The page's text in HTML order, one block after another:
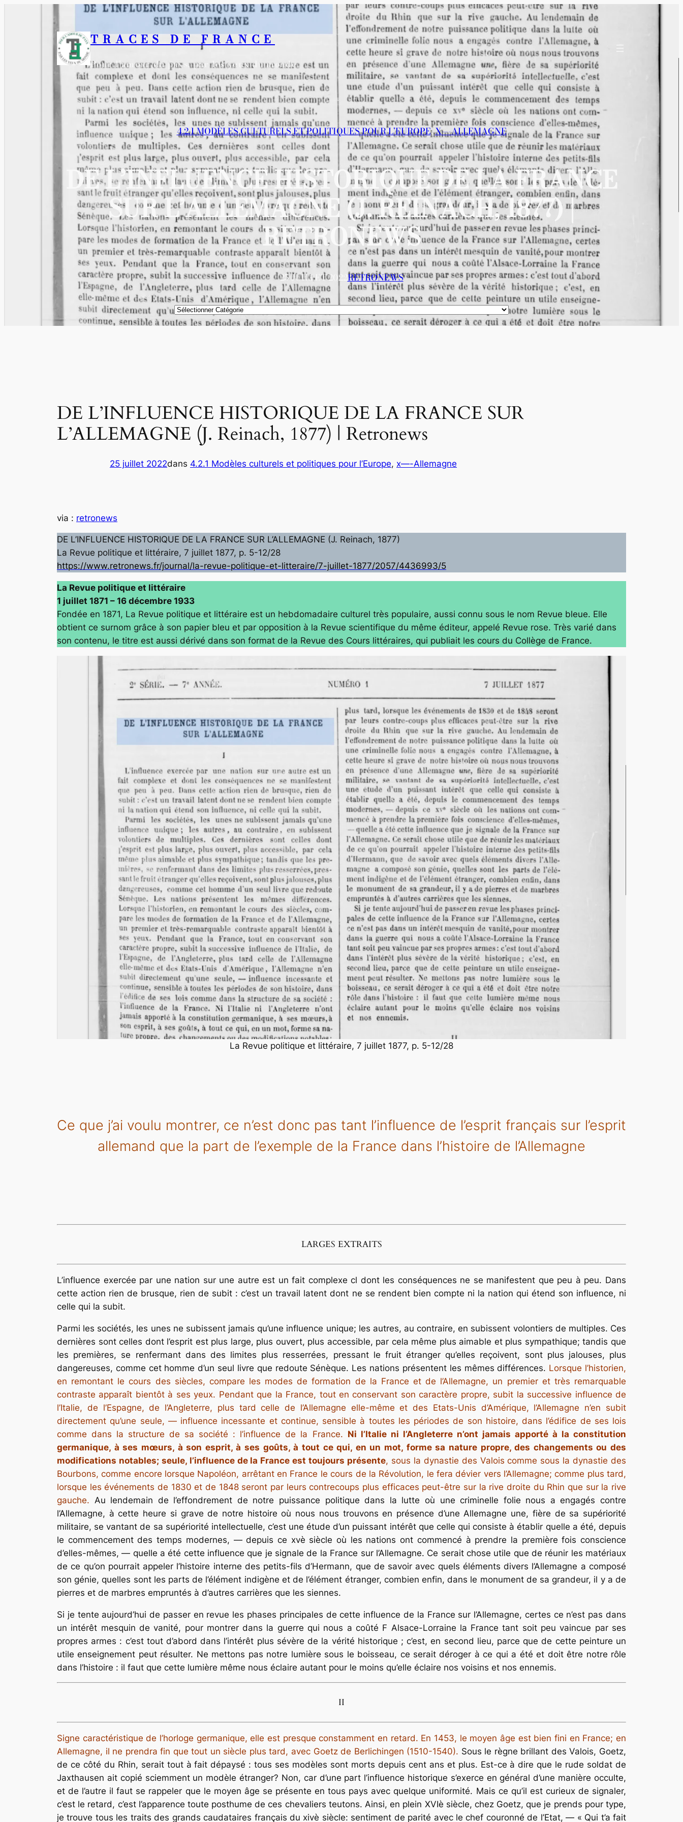
TRACES DE FRANCE
Pour l’amour du pays, par les yeux du monde
4.2.1 MODÈLES CULTURELS ET POLITIQUES POUR L’EUROPE, X—-ALLEMAGNE
DE L’INFLUENCE HISTORIQUE DE LA FRANCE
SUR L’ALLEMAGNE (J. REINACH, 1877) |
RETRONEWS
25 JUILLET 2022 RETRONEWS
Catégories
DE L’INFLUENCE HISTORIQUE DE LA FRANCE SUR
L’ALLEMAGNE (J. Reinach, 1877) | Retronews
25 juillet 2022dans 4.2.1 Modèles culturels et politiques pour l’Europe, x—-Allemagne
via : retronews
DE L’INFLUENCE HISTORIQUE DE LA FRANCE SUR L’ALLEMAGNE (J. Reinach, 1877)
La Revue politique et littéraire, 7 juillet 1877, p. 5-12/28
https://www.retronews.fr/journal/la-revue-politique-et-litteraire/7-juillet-1877/2057/4436993/5
La Revue politique et littéraire
1 juillet 1871 – 16 décembre 1933
Fondée en 1871, La Revue politique et littéraire est un hebdomadaire culturel très populaire, aussi connu sous le nom Revue bleue. Elle
obtient ce surnom grâce à son papier bleu et par opposition à la Revue scientifique du même éditeur, appelé Revue rose. Très varié dans
son contenu, le titre est aussi dérivé dans son format de la Revue des Cours littéraires, qui publiait les cours du Collège de France.
La Revue politique et littéraire, 7 juillet 1877, p. 5-12/28
Ce que j’ai voulu montrer, ce n’est donc pas tant l’influence de l’esprit français sur l’esprit
allemand que la part de l’exemple de la France dans l’histoire de l’Allemagne
LARGES EXTRAITS
L’influence exercée par une nation sur une autre est un fait complexe cl dont les conséquences ne se manifestent que peu à peu. Dans
cette action rien de brusque, rien de subit : c’est un travail latent dont ne se rendent bien compte ni la nation qui étend son influence, ni
celle qui la subit.
Parmi les sociétés, les unes ne subissent jamais qu’une influence unique; les autres, au contraire, en subissent volontiers de multiples. Ces
dernières sont celles dont l’esprit est plus large, plus ouvert, plus accessible, par cela même plus aimable et plus sympathique; tandis que
les premières, se renfermant dans des limites plus resserrées, pressant le fruit étranger qu’elles reçoivent, sont plus jalouses, plus
dangereuses, comme cet homme d’un seul livre que redoute Sénèque. Les nations présentent les mêmes différences. Lorsque l’historien,
en remontant le cours des siècles, compare les modes de formation de la France et de l’Allemagne, un premier et très remarquable
contraste apparaît bientôt à ses yeux. Pendant que la France, tout en conservant son caractère propre, subit la successive influence de
l’Italie, de l’Espagne, de l’Angleterre, plus tard celle de l’Allemagne elle-même et des Etats-Unis d’Amérique, l’Allemagne n’en subit
directement qu’une seule, — influence incessante et continue, sensible à toutes les périodes de son histoire, dans l’édifice de ses lois
comme dans la structure de sa société : l’influence de la France. Ni l’Italie ni l’Angleterre n’ont jamais apporté à la constitution
germanique, à ses mœurs, à son esprit, à ses goûts, à tout ce qui, en un mot, forme sa nature propre, des changements ou des
modifications notables; seule, l’influence de la France est toujours présente, sous la dynastie des Valois comme sous la dynastie des
Bourbons, comme encore lorsque Napoléon, arrêtant en France le cours de la Révolution, le fera dévier vers l’Allemagne; comme plus tard,
lorsque les événements de 1830 et de 1848 seront par leurs contrecoups plus efficaces peut-être sur la rive droite du Rhin que sur la rive
gauche. Au lendemain de l’effondrement de notre puissance politique dans la lutte où une criminelle folie nous a engagés contre
l’Allemagne, à cette heure si grave de notre histoire où nous nous trouvons en présence d’une Allemagne une, fière de sa supériorité
militaire, se vantant de sa supériorité intellectuelle, c’est une étude d’un puissant intérêt que celle qui consiste à établir quelle a été, depuis
le commencement des temps modernes, — depuis ce xvè siècle où les nations ont commencé à prendre la première fois conscience
d’elles-mêmes, — quelle a été cette influence que je signale de la France sur l’Allemagne. Ce serait chose utile que de réunir les matériaux
de ce qu’on pourrait appeler l’histoire interne des petits-fils d’Hermann, que de savoir avec quels éléments divers l’Allemagne a composé
son génie, quelles sont les parts de l’élément indigène et de l’élément étranger, combien enfin, dans le monument de sa grandeur, il y a de
pierres et de marbres empruntés à d’autres carrières que les siennes.
Si je tente aujourd’hui de passer en revue les phases principales de cette influence de la France sur l’Allemagne, certes ce n’est pas dans
un intérêt mesquin de vanité, pour montrer dans la guerre qui nous a coûté F Alsace-Lorraine la France tant soit peu vaincue par ses
propres armes : c’est tout d’abord dans l’intérêt plus sévère de la vérité historique ; c’est, en second lieu, parce que de cette peinture un
utile enseignement peut résulter. Ne mettons pas notre lumière sous le boisseau, ce serait déroger à ce qui a été et doit être notre rôle
dans l’histoire : il faut que cette lumière même nous éclaire autant pour le moins qu’elle éclaire nos voisins et nos ennemis.
II
Signe caractéristique de l’horloge germanique, elle est presque constamment en retard. En 1453, le moyen âge est bien fini en France; en
Allemagne, il ne prendra fin que tout un siècle plus tard, avec Goetz de Berlichingen (1510-1540). Sous le règne brillant des Valois, Goetz,
de ce côté du Rhin, serait tout à fait dépaysé : tous ses modèles sont morts depuis cent ans et plus. Est-ce à dire que le rude soldat de
Jaxthausen ait copié sciemment un modèle étranger? Non, car d’une part l’influence historique s’exerce en général d’une manière occulte,
et de l’autre il faut se rappeler que le moyen âge se présente en tous pays avec quelque uniformité. Mais ce qu’il est curieux de signaler,
c’est le retard, c’est l’apparence toute posthume de ces chevaliers teutons. Ainsi, en plein XVIè siècle, chez Goetz, que je prends pour type,
je trouve tous les traits des grands caudataires français du xivè siècle: sentiment de parité avec le chef couronné de l’Etat, — « Qui t’a fait